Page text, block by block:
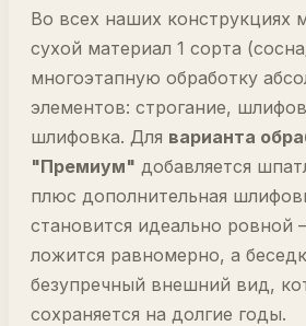
Во всех наших конструкциях
сухой материал 1 сорта
многоэтапную обработку
элементов: строгание,
шлифовка. Для варианта
"Премиум" добавляется
плюс дополнительная
становится идеально ровной
ложится равномерно, а
безупречный внешний вид,
сохраняется на долгие годы.